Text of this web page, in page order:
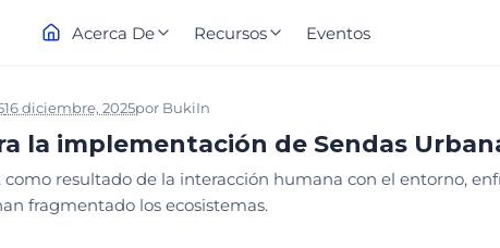
Acerca De Recursos Eventos
16 diciembre, 2025por BukiIn
la implementación de Sendas
como resultado de la interacción humana con el entorno,
fragmentado los ecosistemas.